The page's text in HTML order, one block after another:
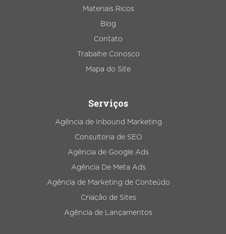
Materiais Ricos
Blog
Contato
Trabalhe Conosco
Mapa do Site
Serviços
Agência de Inbound Marketing
Consultoria de SEO
Agência de Google Ads
Agência De Meta Ads
Agência de Marketing de Conteúdo
Criação de Sites
Agência de Lançamentos